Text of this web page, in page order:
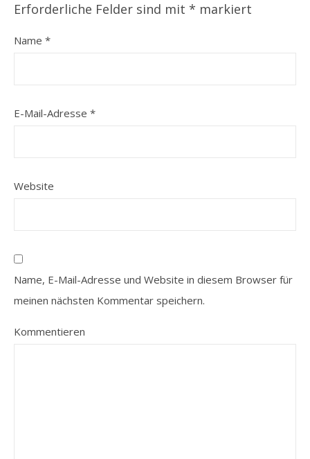
Erforderliche Felder sind mit * markiert
Name *
E-Mail-Adresse *
Website
Name, E-Mail-Adresse und Website in diesem Browser für
meinen nächsten Kommentar speichern.
Kommentieren